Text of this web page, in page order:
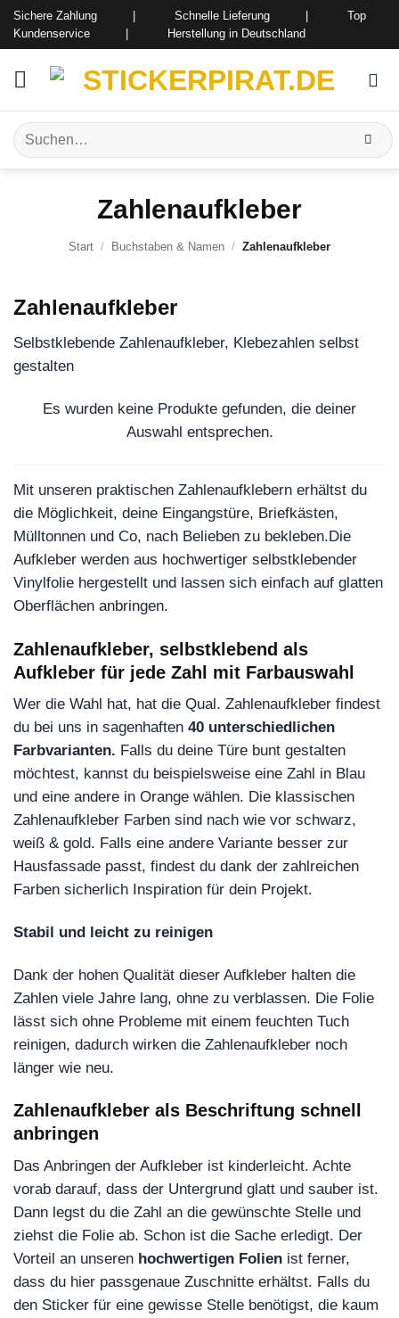
Zum
Inhalt
Sichere Zahlung | Schnelle Lieferung | Top
Kundenservice | Herstellung in Deutschland
Suchen
nach:
Zahlenaufkleber
Start / Buchstaben & Namen / Zahlenaufkleber
Zahlenaufkleber
Selbstklebende Zahlenaufkleber, Klebezahlen selbst
gestalten
Es wurden keine Produkte gefunden, die deiner
Auswahl entsprechen.
Mit unseren praktischen Zahlenaufklebern erhältst du
die Möglichkeit, deine Eingangstüre, Briefkästen,
Mülltonnen und Co, nach Belieben zu bekleben.Die
Aufkleber werden aus hochwertiger selbstklebender
Vinylfolie hergestellt und lassen sich einfach auf glatten
Oberflächen anbringen.
Zahlenaufkleber, selbstklebend als
Aufkleber für jede Zahl mit Farbauswahl
Wer die Wahl hat, hat die Qual. Zahlenaufkleber findest
du bei uns in sagenhaften 40 unterschiedlichen
Farbvarianten. Falls du deine Türe bunt gestalten
möchtest, kannst du beispielsweise eine Zahl in Blau
und eine andere in Orange wählen. Die klassischen
Zahlenaufkleber Farben sind nach wie vor schwarz,
weiß & gold. Falls eine andere Variante besser zur
Hausfassade passt, findest du dank der zahlreichen
Farben sicherlich Inspiration für dein Projekt.
Stabil und leicht zu reinigen
Dank der hohen Qualität dieser Aufkleber halten die
Zahlen viele Jahre lang, ohne zu verblassen. Die Folie
lässt sich ohne Probleme mit einem feuchten Tuch
reinigen, dadurch wirken die Zahlenaufkleber noch
länger wie neu.
Zahlenaufkleber als Beschriftung schnell
anbringen
Das Anbringen der Aufkleber ist kinderleicht. Achte
vorab darauf, dass der Untergrund glatt und sauber ist.
Dann legst du die Zahl an die gewünschte Stelle und
ziehst die Folie ab. Schon ist die Sache erledigt. Der
Vorteil an unseren hochwertigen Folien ist ferner,
dass du hier passgenaue Zuschnitte erhältst. Falls du
den Sticker für eine gewisse Stelle benötigst, die kaum